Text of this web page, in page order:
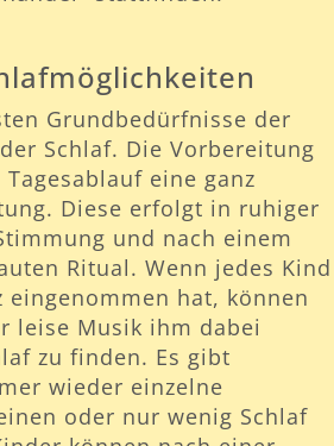
Grundbedürfnisse der
Schlaf. Die Vorbereitung
eine ganz
Diese erfolgt in ruhiger
und nach einem
Ritual. Wenn jedes Kind
eingenommen hat, können
leise Musik ihm dabei
zu finden. Es gibt
wieder einzelne
oder nur wenig Schlaf